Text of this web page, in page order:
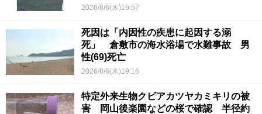
2026/8/6(木)19:57
死因は「内因性の疾患に起因する溺
死」 倉敷市の海水浴場で水難事故 男
性(69)死亡
2026/8/6(木)19:16
特定外来生物クビアカツヤカミキリの被
害 岡山後楽園などの桜で確認 半径約